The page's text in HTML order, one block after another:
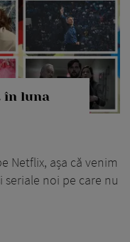
în luna
Netflix, așa că venim
noi pe care nu